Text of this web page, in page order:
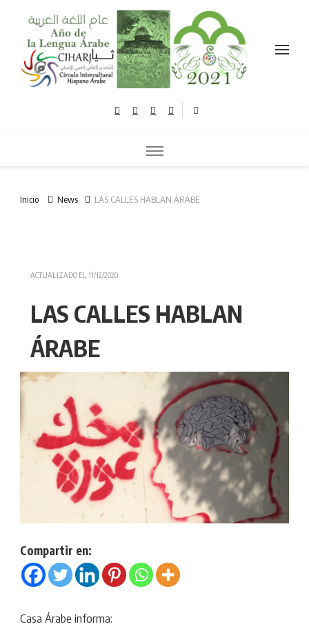
Inicio News LAS CALLES HABLAN ÁRABE
ACTUALIZADO EL 11/12/2020
LAS CALLES HABLAN
ÁRABE
Compartir en:
Casa Árabe informa: